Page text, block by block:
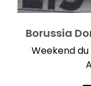
Borussia
Weekend